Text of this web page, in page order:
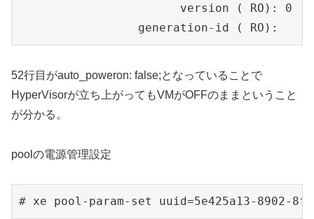
                       version ( RO): 0
                 generation-id ( RO):
52行目がauto_poweron: false;となっていることで
HyperVisorが立ち上がってもVMがOFFのままということ
が分かる。
poolの電源管理設定
# xe pool-param-set uuid=5e425a13-8902-